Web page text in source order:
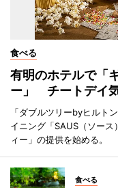
食べる
有明のホテルで「
ー」 チートデイ
「ダブルツリーbyヒルト
イニング「SAUS（ソー
ィー」の提供を始める。
食べる